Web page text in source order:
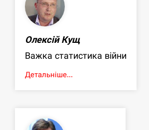
Олексій Кущ
Важка статистика війни
Детальніше...